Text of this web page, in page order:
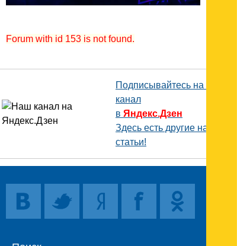
Forum with id 153 is not found.
Подписывайтесь на наш
канал
в Яндекс.Дзен
Здесь есть другие наши
статьи!